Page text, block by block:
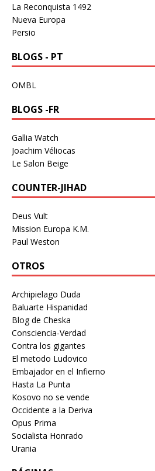
La Reconquista 1492
Nueva Europa
Persio
BLOGS - PT
OMBL
BLOGS -FR
Gallia Watch
Joachim Véliocas
Le Salon Beige
COUNTER-JIHAD
Deus Vult
Mission Europa K.M.
Paul Weston
OTROS
Archipielago Duda
Baluarte Hispanidad
Blog de Cheska
Consciencia-Verdad
Contra los gigantes
El metodo Ludovico
Embajador en el Infierno
Hasta La Punta
Kosovo no se vende
Occidente a la Deriva
Opus Prima
Socialista Honrado
Urania